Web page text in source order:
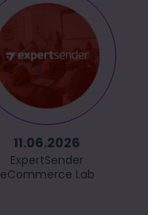
11.06.2026
ExpertSender
eCommerce Lab